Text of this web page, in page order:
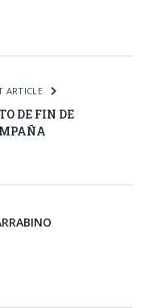
ARTICLE
DE FIN DE